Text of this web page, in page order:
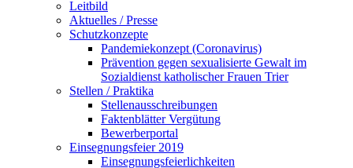
Leitbild
Aktuelles / Presse
Schutzkonzepte
Pandemiekonzept (Coronavirus)
Prävention gegen sexualisierte Gewalt im
Sozialdienst katholischer Frauen Trier
Stellen / Praktika
Stellenausschreibungen
Faktenblätter Vergütung
Bewerberportal
Einsegnungsfeier 2019
Einsegnungsfeierlichkeiten